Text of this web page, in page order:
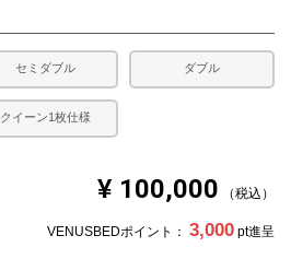
セミダブル ダブル
クイーン1枚仕様
¥ 100,000 税込
VENUSBEDポイント： 3,000 pt進呈